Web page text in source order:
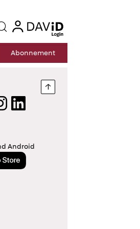
login
Abonnement
Nach oben springen
LinkedIn
Android
App Store